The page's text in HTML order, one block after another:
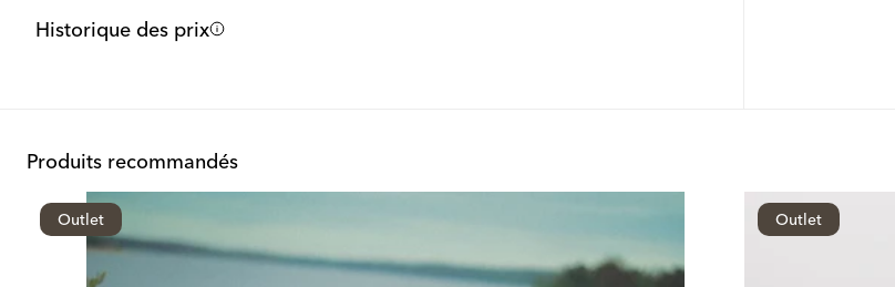
Historique des prix
Produits recommandés
Outlet Outlet